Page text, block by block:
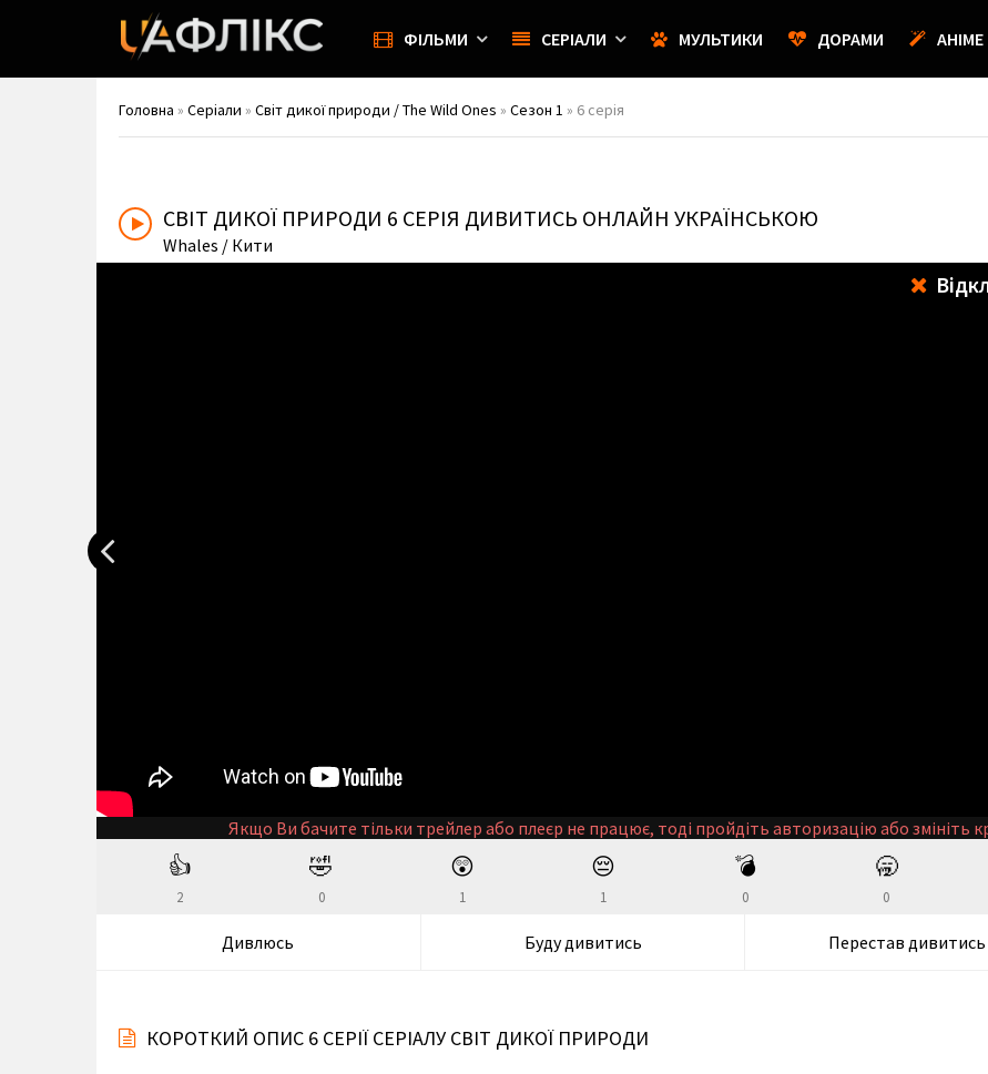
ФІЛЬМИ СЕРІАЛИ МУЛЬТИКИ ДОРАМИ АНІМЕ
Головна » Серіали » Світ дикої природи / The Wild Ones » Сезон 1 » 6 серія
СВІТ ДИКОЇ ПРИРОДИ 6 СЕРІЯ ДИВИТИСЬ ОНЛАЙН УКРАЇНСЬКОЮ
Whales / Кити
Якщо Ви бачите тільки трейлер або плеєр не працює, тоді пройдіть авторизацію або змініть
👍
2
🤣
0
😲
1
😔
1
💣
0
🥱
0
Дивлюсь Буду дивитись Перестав дивитись
КОРОТКИЙ ОПИС 6 СЕРІЇ СЕРІАЛУ СВІТ ДИКОЇ ПРИРОДИ